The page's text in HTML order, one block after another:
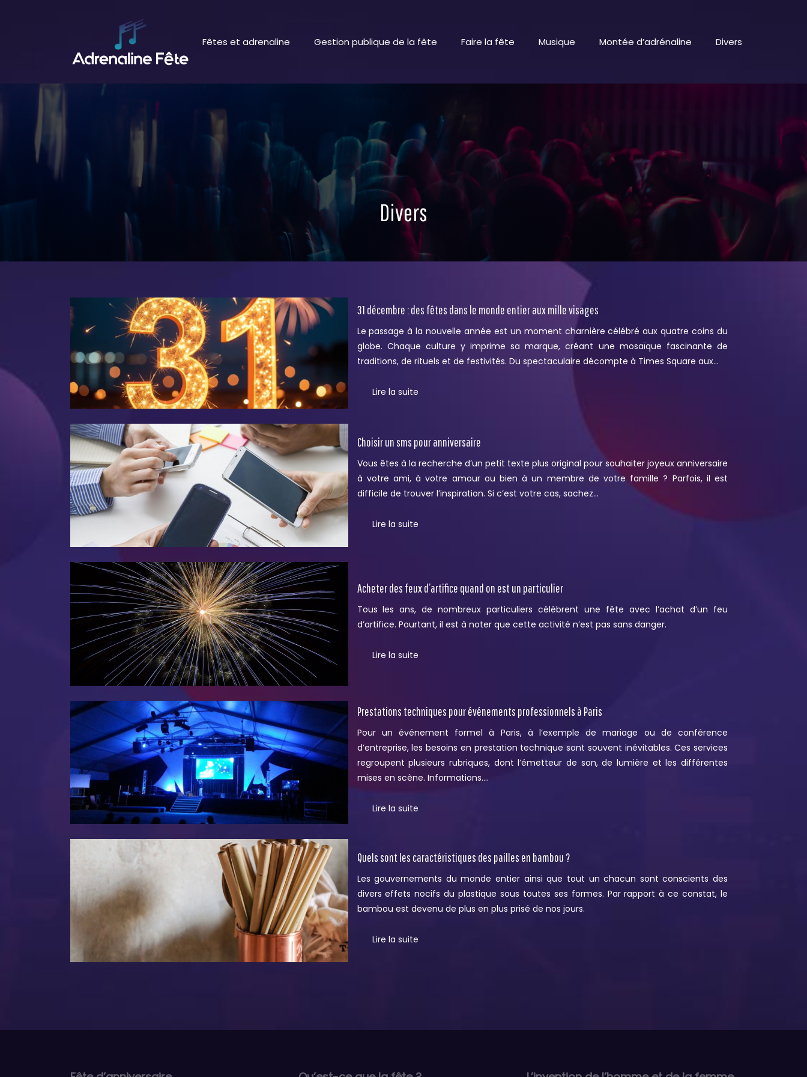
Fêtes et adrenaline Gestion publique de la fête Faire la fête Musique Montée d’adrénaline Divers
Divers
31 décembre : des fêtes dans le monde entier aux mille visages
Le passage à la nouvelle année est un moment charnière célébré aux quatre coins du
globe. Chaque culture y imprime sa marque, créant une mosaïque fascinante de
traditions, de rituels et de festivités. Du spectaculaire décompte à Times Square aux…
Lire la suite
Choisir un sms pour anniversaire
Vous êtes à la recherche d’un petit texte plus original pour souhaiter joyeux anniversaire
à votre ami, à votre amour ou bien à un membre de votre famille ? Parfois, il est
difficile de trouver l’inspiration. Si c’est votre cas, sachez…
Lire la suite
Acheter des feux d’artifice quand on est un particulier
Tous les ans, de nombreux particuliers célèbrent une fête avec l’achat d’un feu
d’artifice. Pourtant, il est à noter que cette activité n’est pas sans danger.
Lire la suite
Prestations techniques pour événements professionnels à Paris
Pour un événement formel à Paris, à l’exemple de mariage ou de conférence
d’entreprise, les besoins en prestation technique sont souvent inévitables. Ces services
regroupent plusieurs rubriques, dont l’émetteur de son, de lumière et les différentes
mises en scène. Informations….
Lire la suite
Quels sont les caractéristiques des pailles en bambou ?
Les gouvernements du monde entier ainsi que tout un chacun sont conscients des
divers effets nocifs du plastique sous toutes ses formes. Par rapport à ce constat, le
bambou est devenu de plus en plus prisé de nos jours.
Lire la suite